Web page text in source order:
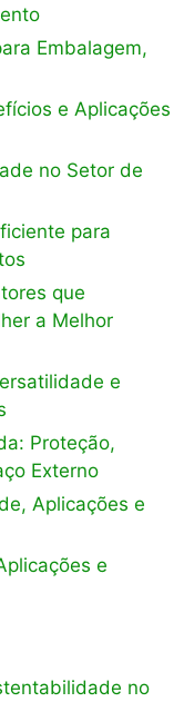
Embalagem,
e Aplicações
no Setor de
para
que
a Melhor
e
Proteção,
Externo
Aplicações e
e
no